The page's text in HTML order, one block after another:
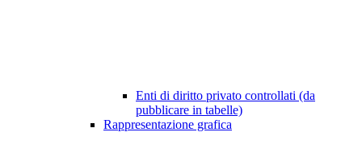
Enti di diritto privato controllati (da
pubblicare in tabelle)
Rappresentazione grafica